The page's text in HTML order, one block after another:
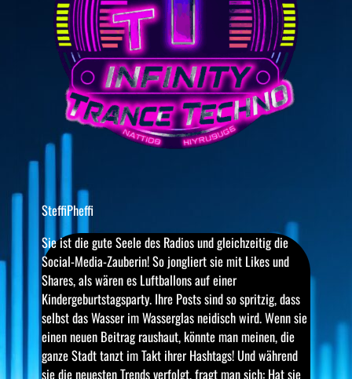
SteffiPheffi
Sie ist die gute Seele des Radios und gleichzeitig die
Social-Media-Zauberin! So jongliert sie mit Likes und
Shares, als wären es Luftballons auf einer
Kindergeburtstagsparty. Ihre Posts sind so spritzig, dass
selbst das Wasser im Wasserglas neidisch wird. Wenn sie
einen neuen Beitrag raushaut, könnte man meinen, die
ganze Stadt tanzt im Takt ihrer Hashtags! Und während
sie die neuesten Trends verfolgt, fragt man sich: Hat sie